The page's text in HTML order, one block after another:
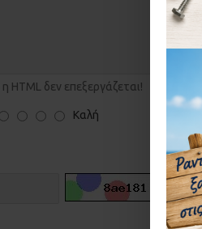
η HTML δεν επεξεργάζεται!
Καλή